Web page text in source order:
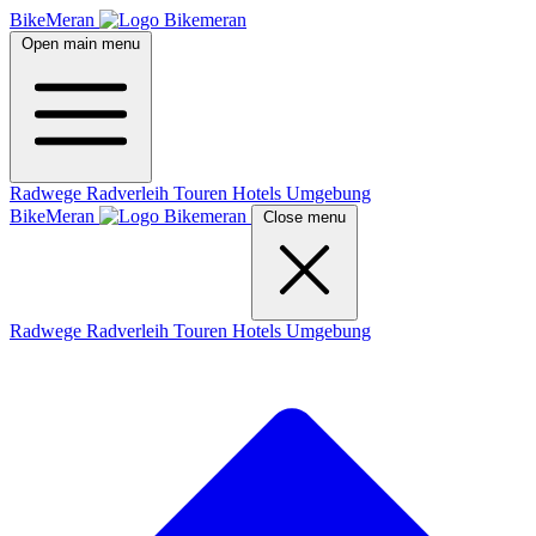
BikeMeran
Open main menu
Radwege Radverleih Touren Hotels Umgebung
BikeMeran
Close menu
Radwege Radverleih Touren Hotels Umgebung